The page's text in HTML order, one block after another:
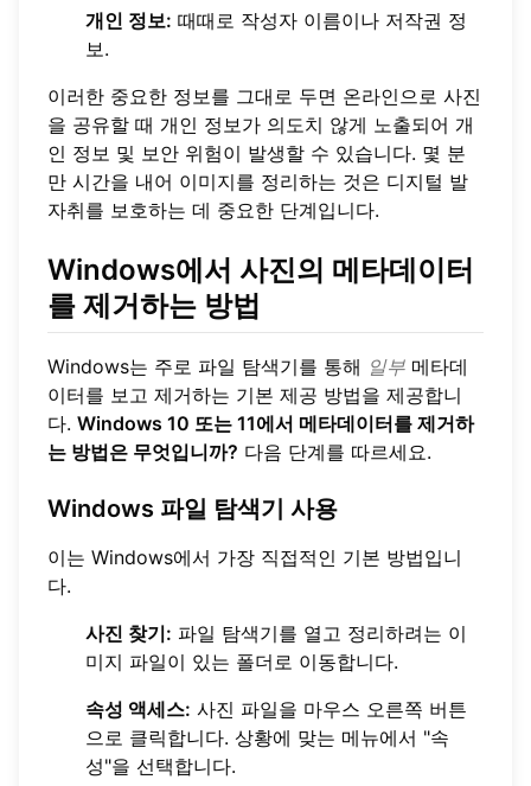
개인 정보: 때때로 작성자 이름이나 저작권 정
보.
이러한 중요한 정보를 그대로 두면 온라인으로 사진
을 공유할 때 개인 정보가 의도치 않게 노출되어 개
인 정보 및 보안 위험이 발생할 수 있습니다. 몇 분
만 시간을 내어 이미지를 정리하는 것은 디지털 발
자취를 보호하는 데 중요한 단계입니다.
Windows에서 사진의 메타데이터
를 제거하는 방법
Windows는 주로 파일 탐색기를 통해 일부 메타데
이터를 보고 제거하는 기본 제공 방법을 제공합니
다. Windows 10 또는 11에서 메타데이터를 제거하
는 방법은 무엇입니까? 다음 단계를 따르세요.
Windows 파일 탐색기 사용
이는 Windows에서 가장 직접적인 기본 방법입니
다.
사진 찾기: 파일 탐색기를 열고 정리하려는 이
미지 파일이 있는 폴더로 이동합니다.
속성 액세스: 사진 파일을 마우스 오른쪽 버튼
으로 클릭합니다. 상황에 맞는 메뉴에서 "속
성"을 선택합니다.